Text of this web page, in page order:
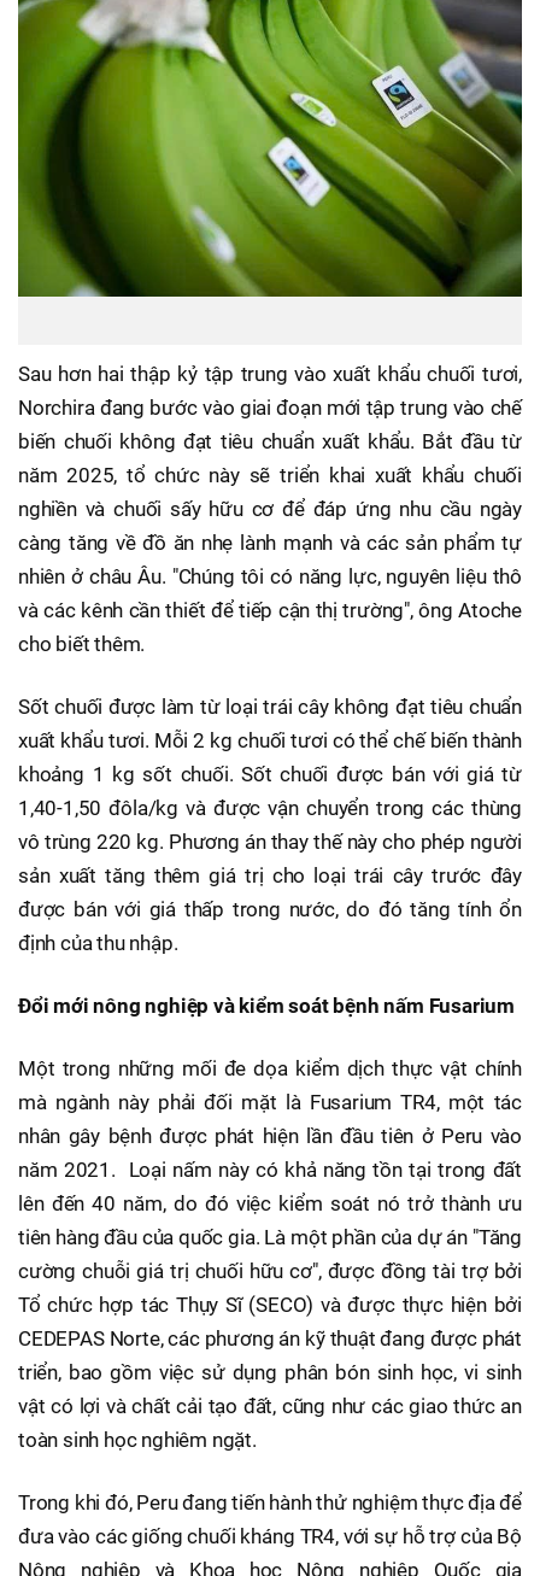
Sau hơn hai thập kỷ tập trung vào xuất khẩu chuối tươi,
Norchira đang bước vào giai đoạn mới tập trung vào chế
biến chuối không đạt tiêu chuẩn xuất khẩu. Bắt đầu từ
năm 2025, tổ chức này sẽ triển khai xuất khẩu chuối
nghiền và chuối sấy hữu cơ để đáp ứng nhu cầu ngày
càng tăng về đồ ăn nhẹ lành mạnh và các sản phẩm tự
nhiên ở châu Âu. "Chúng tôi có năng lực, nguyên liệu thô
và các kênh cần thiết để tiếp cận thị trường", ông Atoche
cho biết thêm.
Sốt chuối được làm từ loại trái cây không đạt tiêu chuẩn
xuất khẩu tươi. Mỗi 2 kg chuối tươi có thể chế biến thành
khoảng 1 kg sốt chuối. Sốt chuối được bán với giá từ
1,40-1,50 đôla/kg và được vận chuyển trong các thùng
vô trùng 220 kg. Phương án thay thế này cho phép người
sản xuất tăng thêm giá trị cho loại trái cây trước đây
được bán với giá thấp trong nước, do đó tăng tính ổn
định của thu nhập.
Đổi mới nông nghiệp và kiểm soát bệnh nấm Fusarium
Một trong những mối đe dọa kiểm dịch thực vật chính
mà ngành này phải đối mặt là Fusarium TR4, một tác
nhân gây bệnh được phát hiện lần đầu tiên ở Peru vào
năm 2021. Loại nấm này có khả năng tồn tại trong đất
lên đến 40 năm, do đó việc kiểm soát nó trở thành ưu
tiên hàng đầu của quốc gia. Là một phần của dự án "Tăng
cường chuỗi giá trị chuối hữu cơ", được đồng tài trợ bởi
Tổ chức hợp tác Thụy Sĩ (SECO) và được thực hiện bởi
CEDEPAS Norte, các phương án kỹ thuật đang được phát
triển, bao gồm việc sử dụng phân bón sinh học, vi sinh
vật có lợi và chất cải tạo đất, cũng như các giao thức an
toàn sinh học nghiêm ngặt.
Trong khi đó, Peru đang tiến hành thử nghiệm thực địa để
đưa vào các giống chuối kháng TR4, với sự hỗ trợ của Bộ
Nông nghiệp và Khoa học Nông nghiệp Quốc gia